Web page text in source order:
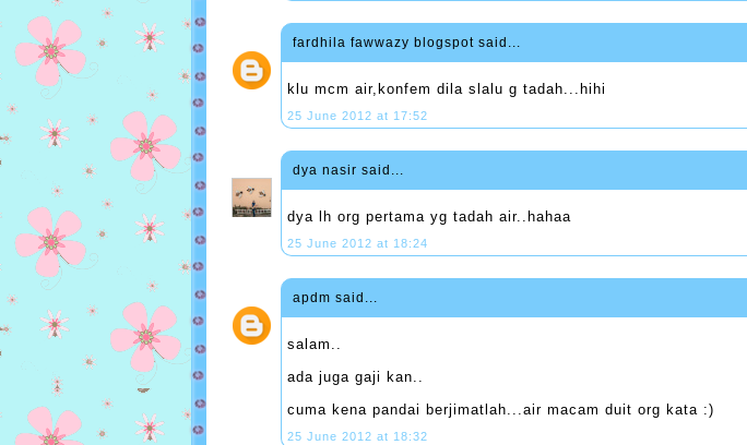
fardhila fawwazy blogspot said...
klu mcm air,konfem dila slalu g tadah...hihi
25 June 2012 at 17:52
dya nasir said...
dya lh org pertama yg tadah air..hahaa
25 June 2012 at 18:24
apdm said...
salam..
ada juga gaji kan..
cuma kena pandai berjimatlah...air macam duit org kata :)
25 June 2012 at 18:32